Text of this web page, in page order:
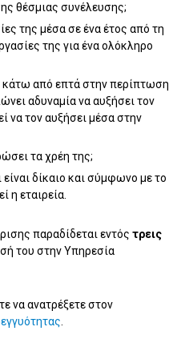
θέσμιας συνέλευσης;
της μέσα σε ένα έτος από τη
της για ένα ολόκληρο
κάτω από επτά στην περίπτωση
αδυναμία να αυξήσει τον
να τον αυξήσει μέσα στην
τα χρέη της;
δίκαιο και σύμφωνο με το
η εταιρεία.
παραδίδεται εντός τρεις
του στην Υπηρεσία
να ανατρέξετε στον
.